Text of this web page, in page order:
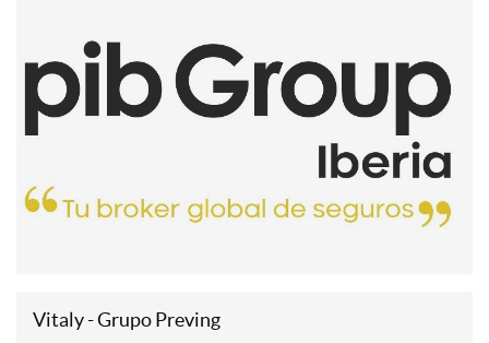
Vitaly - Grupo Preving